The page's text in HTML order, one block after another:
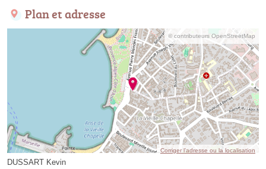
Plan et adresse
© contributeurs OpenStreetMap
Corriger l’adresse ou la localisation
DUSSART Kevin